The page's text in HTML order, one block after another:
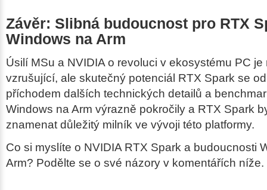
Závěr: Slibná budoucnost pro RTX
Windows na Arm
Úsilí MSu a NVIDIA o revoluci v ekosystému PC
vzrušující, ale skutečný potenciál RTX Spark se
příchodem dalších technických detailů a
Windows na Arm výrazně pokročily a RTX Spark
znamenat důležitý milník ve vývoji této platformy.
Co si myslíte o NVIDIA RTX Spark a budoucnosti
Arm? Podělte se o své názory v komentářích níže.